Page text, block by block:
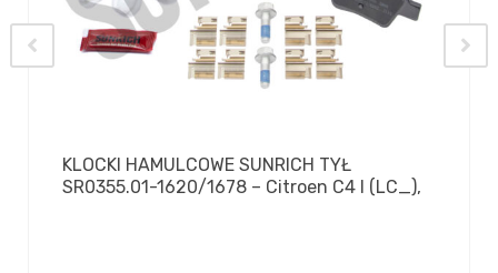
KLOCKI HAMULCOWE SUNRICH TYŁ
SR0355.01-1620/1678 – Citroen C4 I (LC_),